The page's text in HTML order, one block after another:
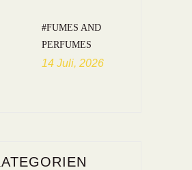
#FUMES AND
PERFUMES
14 Juli, 2026